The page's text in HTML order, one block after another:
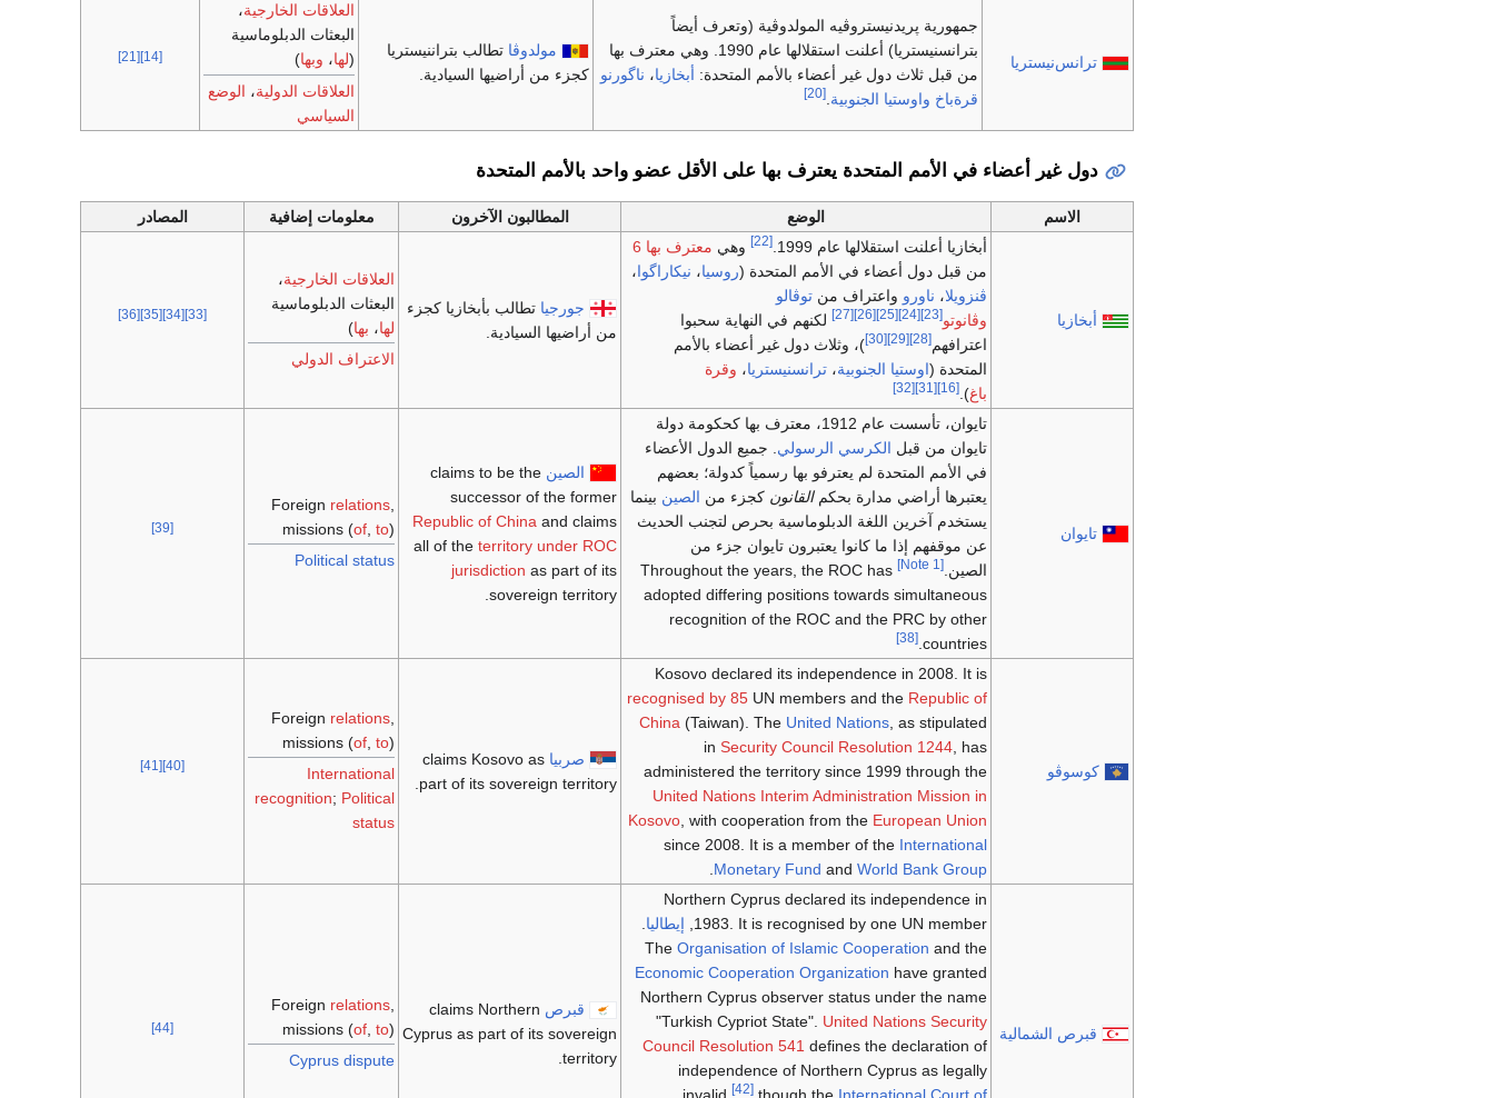
ترانس‌نيستريا
جمهورية پريدنيستروڤيه المولدوڤية (وتعرف أيضاً
بترانسنيستريا) أعلنت استقلالها عام 1990. وهي معترف بها
من قبل ثلاث دول غير أعضاء بالأمم المتحدة: أبخازيا، ناگورنو
قرةباخ واوستيا الجنوبية [20]
مولدوڤا تطالب بتراننيستريا
كجزء من أراضيها السيادية.
العلاقات الخارجية،
البعثات الدبلوماسية
(لها، وبها)
العلاقات الدولية، الوضع
السياسي
[14]
[21]
دول غير أعضاء في الأمم المتحدة يعترف بها على الأقل عضو واحد بالأمم المتحدة
الاسم الوضع المطالبون الآخرون معلومات إضافية المصادر
أبخازيا
أبخازيا أعلنت استقلالها عام 1999. [22] وهي معترف بها 6
من قبل دول أعضاء في الأمم المتحدة (روسيا، نيكاراگوا،
ڤنزويلا، ناورو واعتراف من توڤالو
وڤانوتو[23]
[24]
[25]
[26]
[27]
لكنهم في النهاية سحبوا
اعترافهم[28]
[29]
[30]
)، وثلاث دول غير أعضاء بالأمم
المتحدة (اوستيا الجنوبية، ترانسنيستريا، وقرة
باغ).
[16]
[31]
[32]
جورجيا تطالب بأبخازيا كجزء
من أراضيها السيادية.
العلاقات الخارجية،
البعثات الدبلوماسية
لها، بها)
الاعتراف الدولي
[33]
[34]
[35]
[36]
تايوان
تايوان، تأسست عام 1912، معترف بها كحكومة دولة
تايوان من قبل الكرسي الرسولي . جميع الدول الأعضاء
في الأمم المتحدة لم يعترفو بها رسمياً كدولة؛ بعضهم
يعتبرها أراضي مدارة بحكمالقانون كجزء من الصين بينما
يستخدم آخرين اللغة الدبلوماسية بحرص لتجنب الحديث
عن موقفهم إذا ما كانوا يعتبرون تايوان جزء من
الصين. [Note 1]
Throughout the years, the ROC has
adopted differing positions towards simultaneous
recognition of the ROC and the PRC by other
countries.
[38]
الصين claims to be the
successor of the former
Republic of China and claims
all of theterritory under ROC
jurisdiction as part of its
sovereign territory.
Foreign relations
missions (of ,to)
Political status
[39]
كوسوڤو
Kosovo declared its independence in 2008. It is
recognised by 85 UN members and the Republic of
China (Taiwan). The United Nations , as stipulated
inSecurity Council Resolution 1244 , has
administered the territory since 1999 through the
United Nations Interim Administration Mission in
Kosovo , with cooperation from the European Union
since 2008. It is a member of the International
Monetary Fund andWorld Bank Group
صربيا claims Kosovo as
part of its sovereign territory.
Foreign relations
missions (of ,to)
International
recognition; Political
status
[40]
[41]
قبرص الشمالية
Northern Cyprus declared its independence in
1983. It is recognised by one UN member,
إيطاليا
TheOrganisation of Islamic Cooperation and the
Economic Cooperation Organization have granted
Northern Cyprus observer status under the name
"Turkish Cypriot State". United Nations Security
Council Resolution 541 defines the declaration of
independence of Northern Cyprus as legally
invalid,
[42] though the International Court of
قبرص claims Northern
Cyprus as part of its sovereign
territory.
Foreign relations
missions (of ,to)
Cyprus dispute
[44]